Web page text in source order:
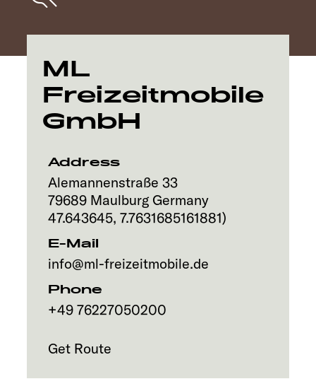
Service
ML
Freizeitmobile
GmbH
Address
Alemannenstraße 33
79689 Maulburg Germany
47.643645, 7.7631685161881)
E-Mail
info@ml-freizeitmobile.de
Phone
+49 76227050200
Get Route